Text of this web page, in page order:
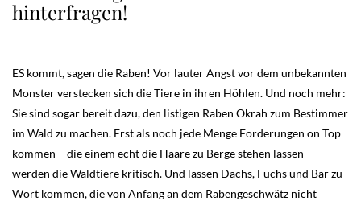
hinterfragen!
ES kommt, sagen die Raben! Vor lauter Angst vor dem unbekannten
Monster verstecken sich die Tiere in ihren Höhlen. Und noch mehr:
Sie sind sogar bereit dazu, den listigen Raben Okrah zum Bestimmer
im Wald zu machen. Erst als noch jede Menge Forderungen on Top
kommen – die einem echt die Haare zu Berge stehen lassen –
werden die Waldtiere kritisch. Und lassen Dachs, Fuchs und Bär zu
Wort kommen, die von Anfang an dem Rabengeschwätz nicht